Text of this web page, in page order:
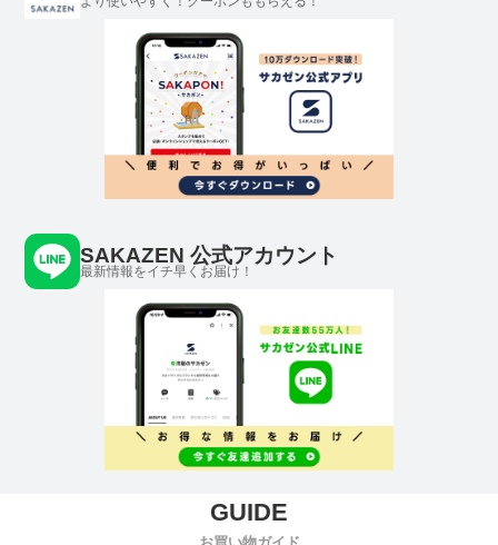
SAKAZEN 公式アカウント
最新情報をイチ早くお届け！